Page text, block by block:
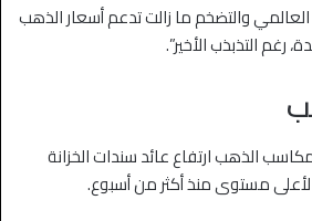
والتضخم ما زالت تدعم أسعار الذهب
رغم التذبذب الأخير”.
الذهب ارتفاع عائد سندات الخزانة